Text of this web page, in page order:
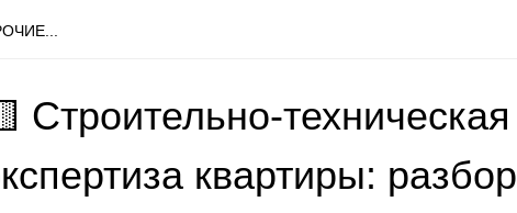
Строительно-техническая
квартиры: разбор